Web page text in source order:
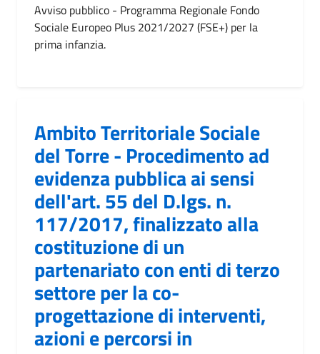
Avviso pubblico - Programma Regionale Fondo
Sociale Europeo Plus 2021/2027 (FSE+) per la
prima infanzia.
Ambito Territoriale Sociale
del Torre - Procedimento ad
evidenza pubblica ai sensi
dell'art. 55 del D.lgs. n.
117/2017, finalizzato alla
costituzione di un
partenariato con enti di terzo
settore per la co-
progettazione di interventi,
azioni e percorsi in